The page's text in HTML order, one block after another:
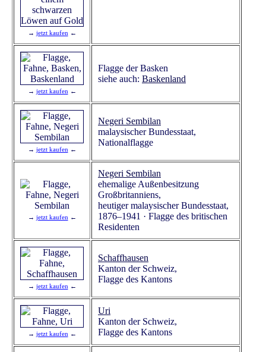
→ jetzt kaufen ←
→ jetzt kaufen ←
Flagge der Basken
siehe auch: Baskenland
→ jetzt kaufen ←
Negeri Sembilan
malaysischer Bundesstaat,
Nationalflagge
→ jetzt kaufen ←
Negeri Sembilan
ehemalige Außenbesitzung
Großbritanniens,
heutiger malaysischer Bundesstaat,
1876–1941 · Flagge des britischen
Residenten
→ jetzt kaufen ←
Schaffhausen
Kanton der Schweiz,
Flagge des Kantons
→ jetzt kaufen ←
Uri
Kanton der Schweiz,
Flagge des Kantons